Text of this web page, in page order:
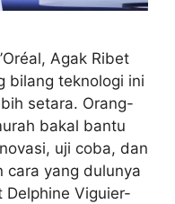
Agak Ribet
bilang teknologi ini
setara. Orang-
bakal bantu
uji coba, dan
cara yang dulunya
Delphine Viguier-